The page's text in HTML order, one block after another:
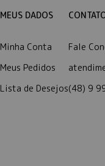
MEUS DADOS
Minha Conta
Meus Pedidos
Lista de Desejos
Fale
(48) 9